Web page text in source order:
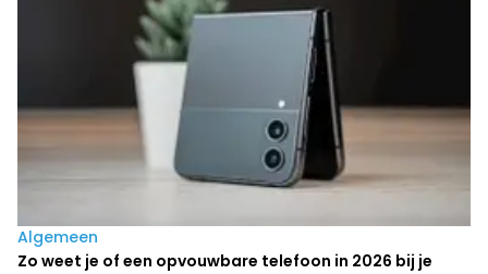
Algemeen
Zo weet je of een opvouwbare telefoon in 2026 bij je